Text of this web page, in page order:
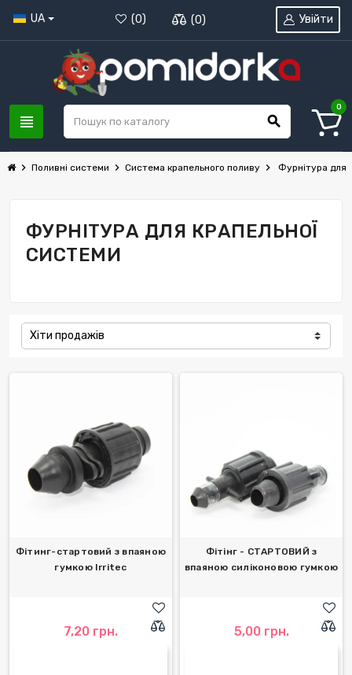
UA (0) (0)
view_headline search
Увійти
0
chevron_right Поливні системи chevron_right Система крапельного поливу chevron_right Фурнітура для
ФУРНІТУРА ДЛЯ КРАПЕЛЬНОЇ
СИСТЕМИ
Хіти продажів
Фітинг-стартовий з впаяною
гумкою Irritec
7,20 грн.
Фітінг - СТАРТОВИЙ з
впаяною силіконовою гумкою
5,00 грн.